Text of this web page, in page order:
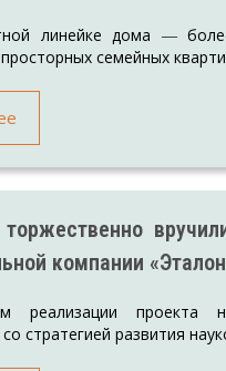
линейке дома ―
семейных
компании
реализации проекта
стратегией развития